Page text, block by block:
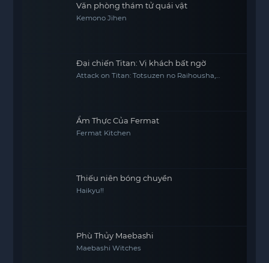
Văn phòng thám tử quái vật
Kemono Jihen
Đại chiến Titan: Vị khách bất ngờ
Attack on Titan: Totsuzen no Raihousha,
Ẩm Thực Của Fermat
Fermat Kitchen
Thiếu niên bóng chuyền
Haikyu!!
Phù Thủy Maebashi
Maebashi Witches